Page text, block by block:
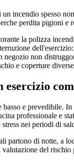
incendio spesso
perdita pigioni e
la polizza
non
e coperture
e prevedibile.
professionale e
nei periodi di
di notte, a
del